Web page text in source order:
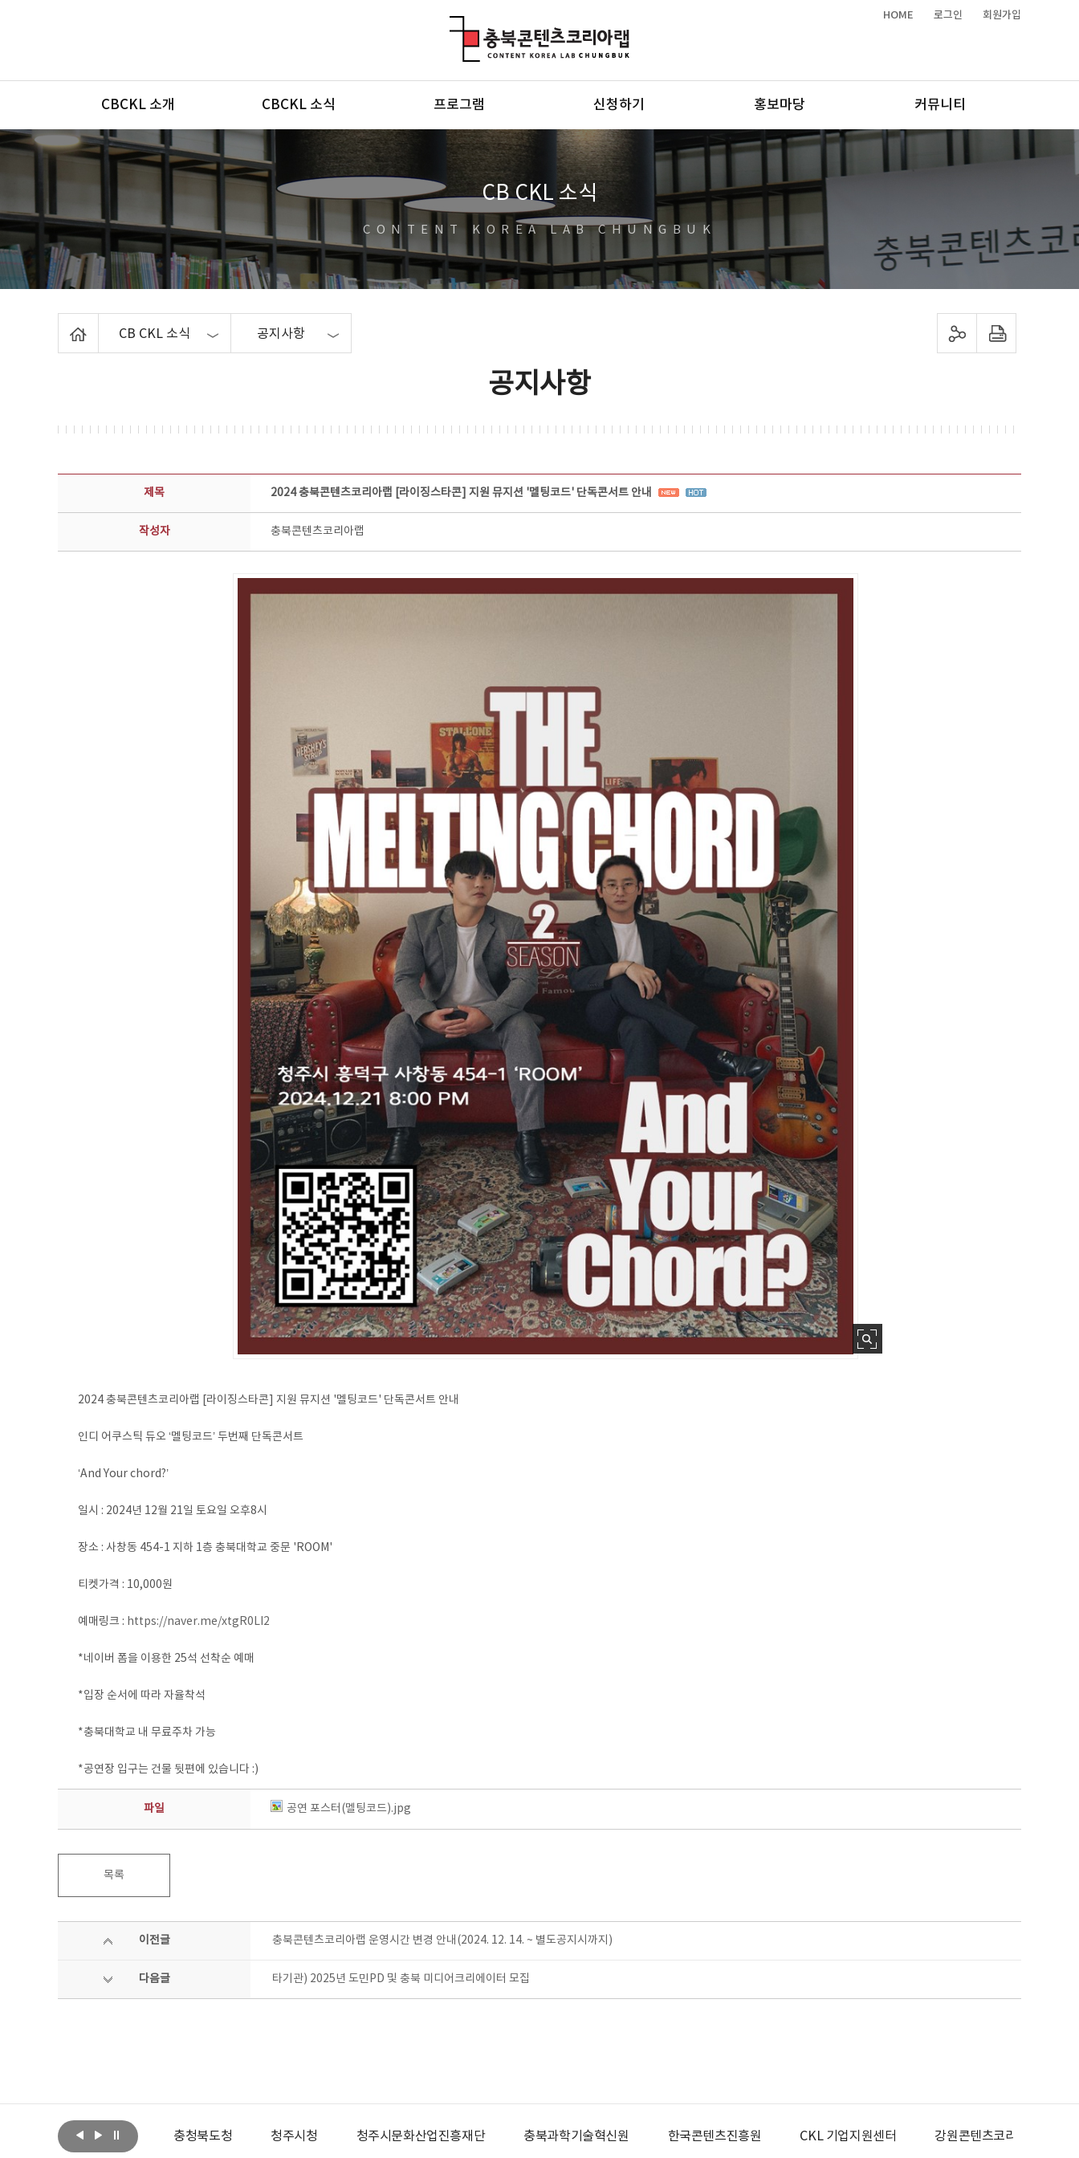
HOME 로그인 회원가입
메뉴
CBCKL 소개 CBCKL 소식 프로그램 신청하기 홍보마당 커뮤니티
CB CKL 소식
CONTENT KOREA LAB CHUNGBUK
CB CKL 소식 공지사항 sns 공유하기 프린트하기
공지사항
공지사항 상세보기 - 제목, 담당부서, 담당자, 담당연락처, 내용, 첨부파일 정보 제공
제목 2024 충북콘텐츠코리아랩 [라이징스타콘] 지원 뮤지션 '멜팅코드' 단독콘서트 안내
작성자 충북콘텐츠코리아랩
2024 충북콘텐츠코리아랩 [라이징스타콘] 지원 뮤지션 '멜팅코드' 단독콘서트 안내
인디 어쿠스틱 듀오 ‘멜팅코드’ 두번째 단독콘서트
‘And Your chord?’
일시 : 2024년 12월 21일 토요일 오후8시
장소 : 사창동 454-1 지하 1층 충북대학교 중문 'ROOM'
티켓가격 : 10,000원
예매링크 : https://naver.me/xtgR0LI2
*네이버 폼을 이용한 25석 선착순 예매
*입장 순서에 따라 자율착석
*충북대학교 내 무료주차 가능
*공연장 입구는 건물 뒷편에 있습니다 :)
파일 공연 포스터(멜팅코드).jpg
목록
이전글 충북콘텐츠코리아랩 운영시간 변경 안내(2024. 12. 14. ~ 별도공지시까지)
다음글 타기관) 2025년 도민PD 및 충북 미디어크리에이터 모집
문화체육관광부 충청북도청 청주시청 청주시문화산업진흥재단 충북과학기술혁신원 한국콘텐츠진흥원 CKL 기업지원센터 강원콘텐츠코리아랩